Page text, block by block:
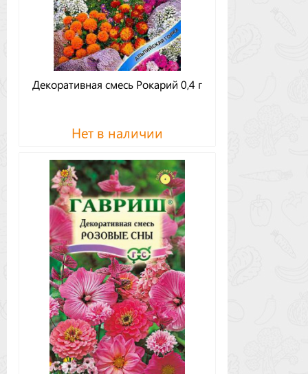
Декоративная смесь Рокарий 0,4 г
Нет в наличии